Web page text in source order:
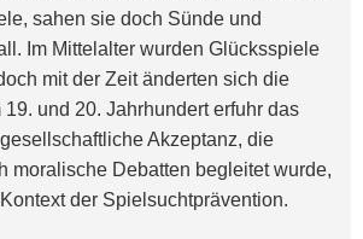
sahen sie doch Sünde und
Im Mittelalter wurden Glücksspiele
mit der Zeit änderten sich die
und 20. Jahrhundert erfuhr das
Akzeptanz, die
moralische Debatten begleitet wurde,
der Spielsuchtprävention.